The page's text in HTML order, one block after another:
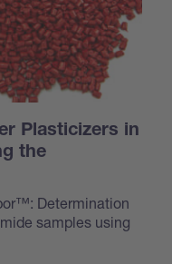
Plasticizers in
the
Determination
samples using